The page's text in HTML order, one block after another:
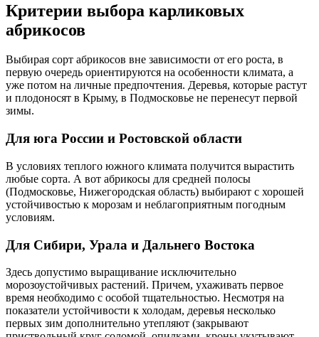
Критерии выбора карликовых
абрикосов
Выбирая сорт абрикосов вне зависимости от его роста, в
первую очередь ориентируются на особенности климата, а
уже потом на личные предпочтения. Деревья, которые растут
и плодоносят в Крыму, в Подмосковье не перенесут первой
зимы.
Для юга России и Ростовской области
В условиях теплого южного климата получится вырастить
любые сорта. А вот абрикосы для средней полосы
(Подмосковье, Нижегородская область) выбирают с хорошей
устойчивостью к морозам и неблагоприятным погодным
условиям.
Для Сибири, Урала и Дальнего Востока
Здесь допустимо выращивание исключительно
морозоустойчивых растений. Причем, ухаживать первое
время необходимо с особой тщательностью. Несмотря на
показатели устойчивости к холодам, деревья несколько
первых зим дополнительно утепляют (закрывают